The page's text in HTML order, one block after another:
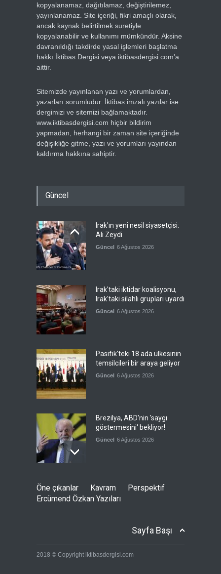
kopyalanamaz, dağıtılamaz, değiştirilemez,
yayınlanamaz. Site içeriği, fikri amaçlı olarak,
ancak kaynak belirtilmek suretiyle
kopyalanabilir ve kullanımı mümkündür. Aksine
davranıldığı takdirde yasal işlemleri başlatma
hakkı İktibas Dergisi veya iktibasdergisi.com’a
aittir.
Sitemizde yayınlanan yazı ve yorumlardan,
yazarları sorumludur. İktibas imzalı yazılar ise
dergimizi ve sitemizi bağlamaktadır.
www.iktibasdergisi.com hiçbir bildirim
yapmadan, herhangi bir zaman site içeriğinde
değişikliğe gitme, yazı ve yorumları yayından
kaldırma hakkına sahiptir.
Güncel
Irak'ın yeni nesil siyasetçisi:
Ali Zeydi
Güncel 6 Ağustos 2026
Irak'taki iktidar koalisyonu,
Irak'taki silahlı grupları uyardı
Güncel 6 Ağustos 2026
Pasifik'teki 18 ada ülkesinin
temsilcileri bir araya geliyor
Güncel 6 Ağustos 2026
Brezilya, ABD'nin 'saygı
göstermesini' bekliyor!
Güncel 6 Ağustos 2026
karşıtlığını teyid etmedi
toplantısını Fas'ta yaptı
Öne çıkanlar Kavram
Perspektif
Ercümend Özkan Yazıları
Sayfa Başı
2018 © Copyright iktibasdergisi.com